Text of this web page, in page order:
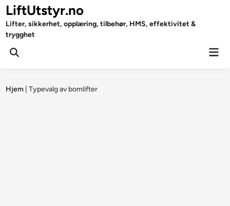
Skip
to
content
LiftUtstyr.no
Lifter, sikkerhet, opplæring, tilbehør, HMS, effektivitet &
trygghet
Open
Hjem |Typevalg av bomlifter